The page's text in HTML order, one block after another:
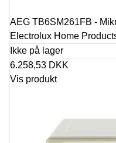
AEG TB6SM261FB -
Electrolux Home
Ikke på lager
6.258,53 DKK
Vis produkt